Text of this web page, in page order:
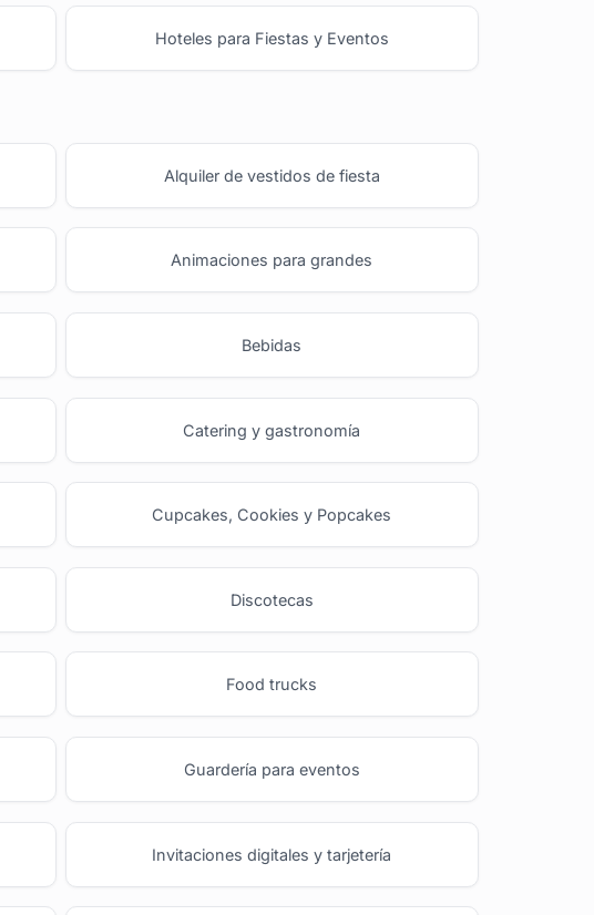
Hoteles para Fiestas y Eventos
Alquiler de vestidos de fiesta
Animaciones para grandes
Bebidas
Catering y gastronomía
Cupcakes, Cookies y Popcakes
Discotecas
Food trucks
Guardería para eventos
Invitaciones digitales y tarjetería